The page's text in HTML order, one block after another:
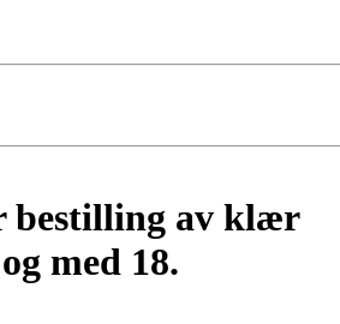
bestilling av klær
med 18.